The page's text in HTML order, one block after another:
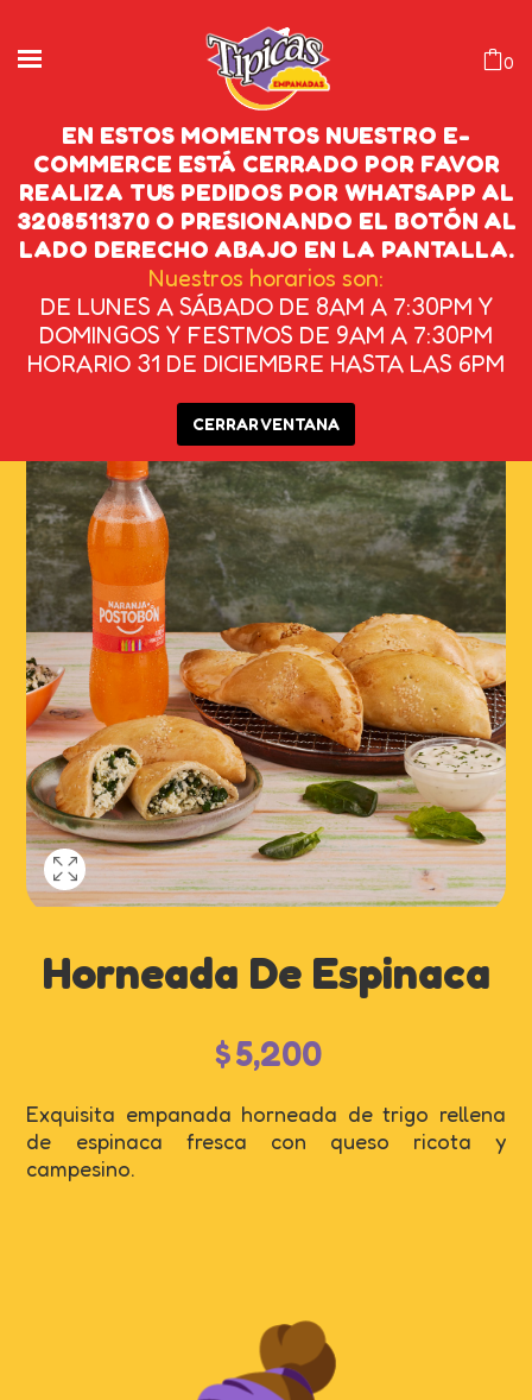
0
HORNEADA DE ESPINACA
INICIO / HORNEADAS / HORNEADA DE
ESPINACA
Horneada De Espinaca
$5,200
Exquisita empanada horneada de trigo rellena
de espinaca fresca con queso ricota y
campesino.
EN ESTOS MOMENTOS NUESTRO E-
COMMERCE ESTÁ CERRADO POR FAVOR
REALIZA TUS PEDIDOS POR WHATSAPP AL
3208511370 O PRESIONANDO EL BOTÓN AL
LADO DERECHO ABAJO EN LA PANTALLA.
Nuestros horarios son:
DE LUNES A SÁBADO DE 8AM A 7:30PM Y
DOMINGOS Y FESTIVOS DE 9AM A 7:30PM
HORARIO 31 DE DICIEMBRE HASTA LAS 6PM
CERRAR VENTANA